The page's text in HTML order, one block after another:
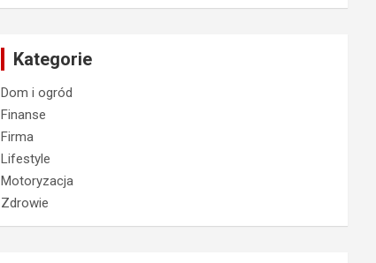
Kategorie
Dom i ogród
Finanse
Firma
Lifestyle
Motoryzacja
Zdrowie